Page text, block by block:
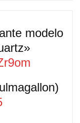
modelo